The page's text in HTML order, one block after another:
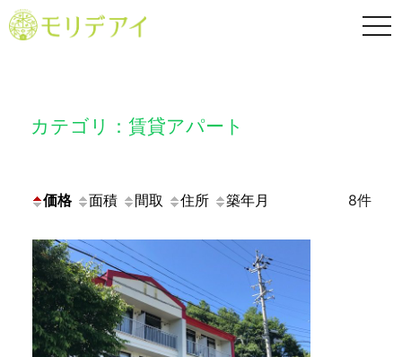
カテゴリ：賃貸アパート
価格 面積 間取 住所 築年月 8件